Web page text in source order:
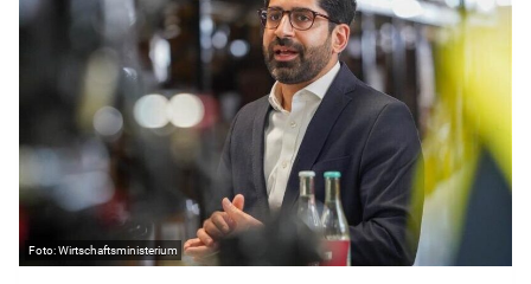
Wirtschaftsministerium